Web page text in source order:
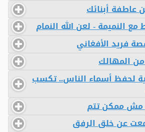
لحفظ أسماء الناس.. تكسب